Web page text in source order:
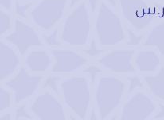
ر.س